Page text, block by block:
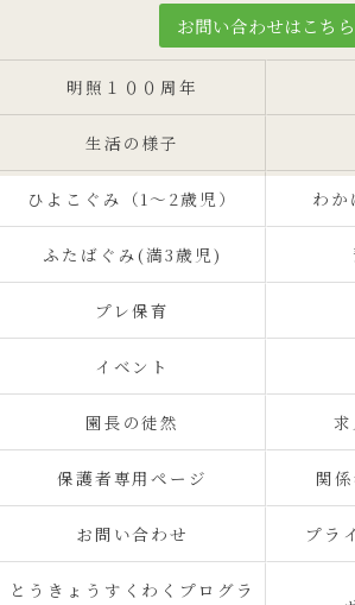
お問い合わせはこちら
明照１００周年
生活の様子
ひよこぐみ（1〜2歳児） わか
ふたばぐみ(満3歳児)
プレ保育
イベント
園長の徒然
保護者専用ページ 関
お問い合わせ プラ
とうきょうすくわくプログラ